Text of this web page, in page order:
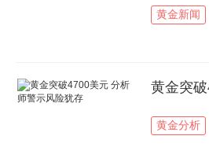
黄金新闻
黄金突
黄金分析